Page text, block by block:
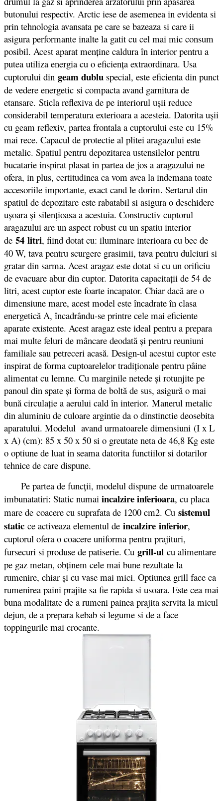
butonului respectiv. Arctic iese de asemenea in evidenta si
prin tehnologia avansata pe care se bazeaza si care ii
asigura performante inalte la gatit cu cel mai mic consum
posibil. Acest aparat menţine caldura în interior pentru a
putea utiliza energia cu o eficienţa extraordinara. Usa
cuptorului din geam dublu special, este eficienta din punct
de vedere energetic si compacta avand garnitura de
etansare. Sticla reflexiva de pe interiorul uşii reduce
considerabil temperatura exterioara a acesteia. Datorita uşii
cu geam reflexiv, partea frontala a cuptorului este cu 15%
mai rece. Capacul de protectie al plitei aragazului este
metalic. Spatiul pentru depozitarea ustensilelor pentru
bucatarie inspirat plasat in partea de jos a aragazului ne
ofera, in plus, certitudinea ca vom avea la indemana toate
accesoriile importante, exact cand le dorim. Sertarul din
spatiul de depozitare este rabatabil si asigura o deschidere
uşoara şi silenţioasa a acestuia. Constructiv cuptorul
aragazului are un aspect robust cu un spatiu interior
de 54 litri, fiind dotat cu: iluminare interioara cu bec de
40 W, tava pentru scurgere grasimii, tava pentru dulciuri si
gratar din sarma. Acest aragaz este dotat si cu un orificiu
de evacuare abur din cuptor. Datorita capacitații de 54 de
litri, acest cuptor este foarte incapator. Chiar dacă are o
dimensiune mare, acest model este încadrate în clasa
energetică A, încadrându-se printre cele mai eficiente
aparate existente. Acest aragaz este ideal pentru a prepara
mai multe feluri de mâncare deodată și pentru reuniuni
familiale sau petreceri acasă. Design-ul acestui cuptor este
inspirat de forma cuptoarelelor tradiţionale pentru pâine
alimentat cu lemne. Cu marginile netede şi rotunjite pe
panoul din spate şi forma de boltă de sus, asigură o mai
bună circulaţie a aerului cald în interior. Manerul metalic
din aluminiu de culoare argintie da o dinstinctie deosebita
aparatului. Modelul avand urmatoarele dimensiuni (I x L
x A) (cm): 85 x 50 x 50 si o greutate neta de 46,8 Kg este
o optiune de luat in seama datorita functiilor si dotarilor
tehnice de care dispune.
Pe partea de funcții, modelul dispune de urmatoarele
imbunatatiri: Static numai incalzire inferioara, cu placa
mare de coacere cu suprafata de 1200 cm2. Cu sistemul
static ce activeaza elementul de incalzire inferior,
cuptorul ofera o coacere uniforma pentru prajituri,
fursecuri si produse de patiserie. Cu grill-ul cu alimentare
pe gaz metan, obţinem cele mai bune rezultate la
rumenire, chiar şi cu vase mai mici. Optiunea grill face ca
rumenirea paini prajite sa fie rapida si usoara. Este cea mai
buna modalitate de a rumeni painea prajita servita la micul
dejun, de a prepara kebab si legume si de a face
toppingurile mai crocante.